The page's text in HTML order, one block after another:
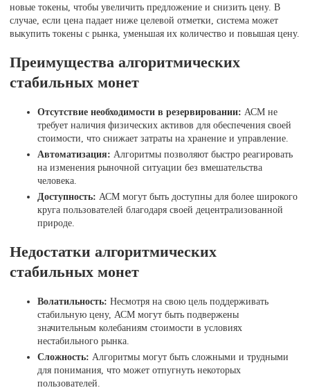
новые токены, чтобы увеличить предложение и снизить цену. В
случае, если цена падает ниже целевой отметки, система может
выкупить токены с рынка, уменьшая их количество и повышая цену.
Преимущества алгоритмических
стабильных монет
Отсутствие необходимости в резервировании: АСМ не
требует наличия физических активов для обеспечения своей
стоимости, что снижает затраты на хранение и управление.
Автоматизация: Алгоритмы позволяют быстро реагировать
на изменения рыночной ситуации без вмешательства
человека.
Доступность: АСМ могут быть доступны для более широкого
круга пользователей благодаря своей децентрализованной
природе.
Недостатки алгоритмических
стабильных монет
Волатильность: Несмотря на свою цель поддерживать
стабильную цену, АСМ могут быть подвержены
значительным колебаниям стоимости в условиях
нестабильного рынка.
Сложность: Алгоритмы могут быть сложными и трудными
для понимания, что может отпугнуть некоторых
пользователей.